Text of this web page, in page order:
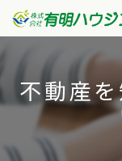
不動産